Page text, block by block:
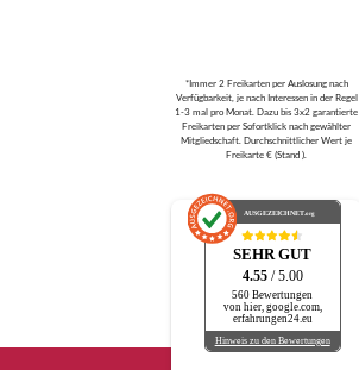
*Immer 2 Freikarten per Auslosung nach
Verfügbarkeit, je nach Interessen in der Regel
1-3 mal pro Monat. Dazu bis 3x2 garantierte
Freikarten per Sofortklick nach gewählter
Mitgliedschaft. Durchschnittlicher Wert je
Freikarte € (Stand ).
AUSGEZEICHNET.org
SEHR GUT
4.55 / 5.00
560 Bewertungen
von hier, google.com,
erfahrungen24.eu
Hinweis zu den Bewertungen